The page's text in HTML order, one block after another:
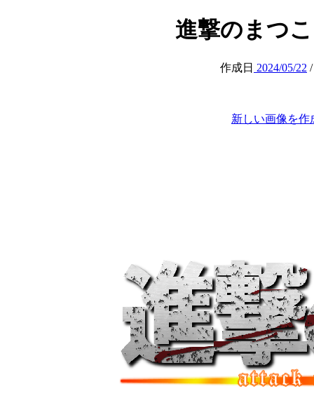
進撃のまつ
作成日 2024/05/22
新しい画像を作